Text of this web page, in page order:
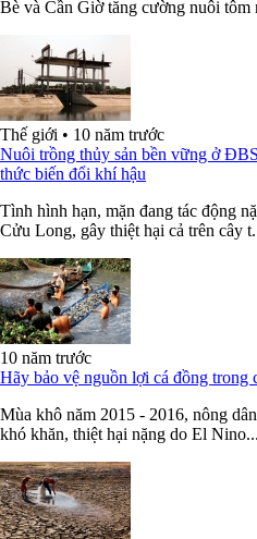
Bè và Cần Giờ tăng cường nuôi tôm
Thế giới • 10 năm trước
Nuôi trồng thủy sản bền vững ở
thức biến đổi khí hậu
Tình hình hạn, mặn đang tác động
Cửu Long, gây thiệt hại cả trên cây
10 năm trước
Hãy bảo vệ nguồn lợi cá đồng trong
Mùa khô năm 2015 - 2016, nông
khó khăn, thiệt hại nặng do El Nino...